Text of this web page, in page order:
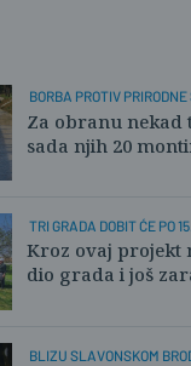
BORBA PROTIV
Za obranu nekad
sada njih 20
TRI GRADA DOBIT ĆE PO
Kroz ovaj projekt
dio grada i još
BLIZU SLAVONSKOM